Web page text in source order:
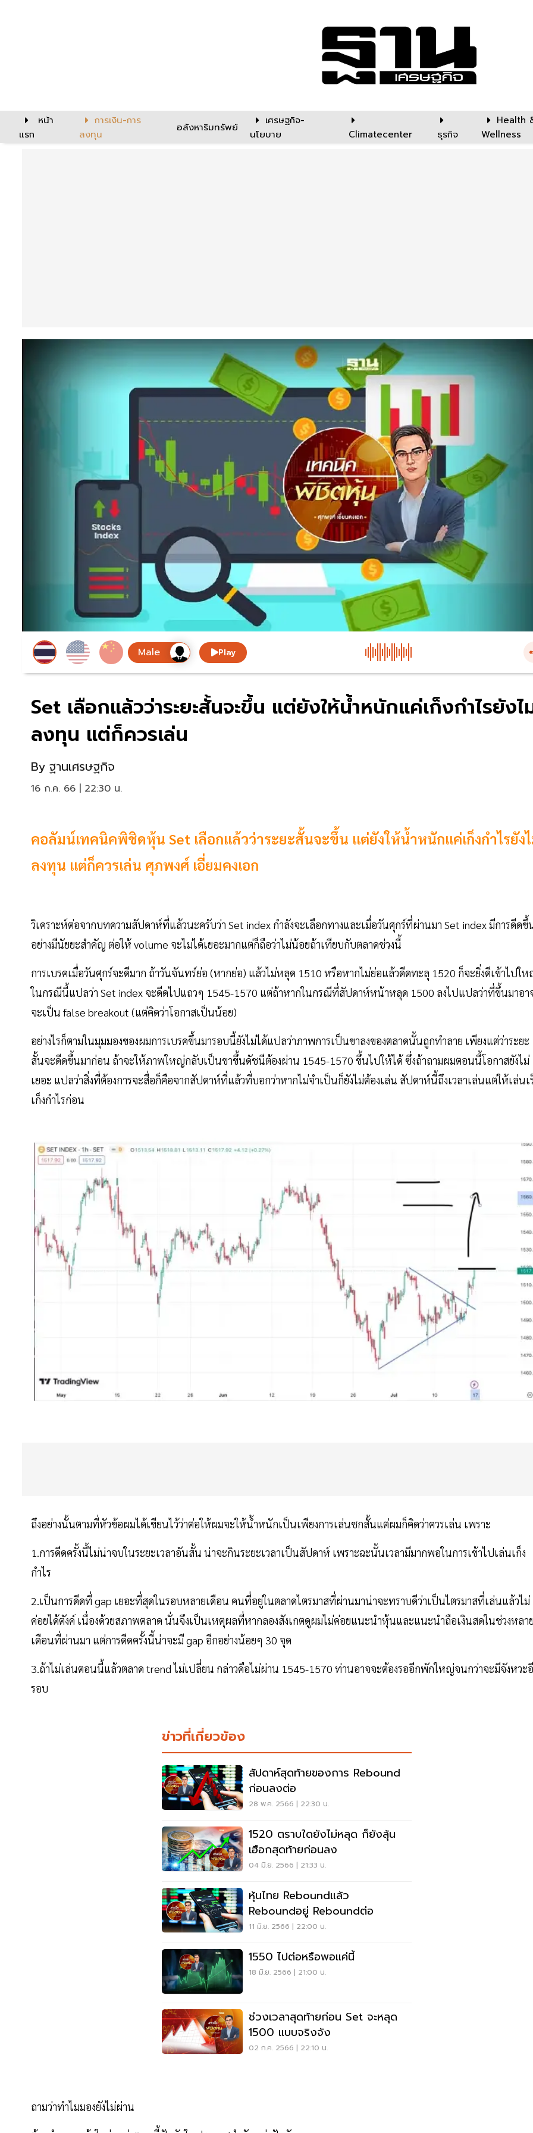
หน้า
แรก
การเงิน-การ
ลงทุน
อสังหาริมทรัพย์
เศรษฐกิจ-
นโยบาย
Climatecenter ธุรกิจ
Health
Wellness
Play
Set เลือกแล้วว่าระยะสั้นจะขึ้น แต่ยังให้น้ำหนักแค่เก็งกำไรยังไ
ลงทุน แต่ก็ควรเล่น
By ฐานเศรษฐกิจ
16 ก.ค. 66 | 22:30 น.
คอลัมน์เทคนิคพิชิดหุ้น Set เลือกแล้วว่าระยะสั้นจะขึ้น แต่ยังให้น้ำหนักแค่เก็งกำไรยัง
ลงทุน แต่ก็ควรเล่น ศุภพงศ์ เอี่ยมคงเอก
วิเคราะห์ต่อจากบทความสัปดาห์ที่แล้วนะครับว่า Set index กำลังจะเลือกทางและเมื่อวันศุกร์ที่ผ่านมา Set index มีการดีดขึ้
อย่างมีนัยยะสำคัญ ต่อให้ volume จะไม่ได้เยอะมากแต่ก็ถือว่าไม่น้อยถ้าเทียบกับตลาดช่วงนี้
การเบรคเมื่อวันศุกร์จะดีมาก ถ้าวันจันทร์ย่อ (หากย่อ) แล้วไม่หลุด 1510 หรือหากไม่ย่อแล้วดีดทะลุ 1520 ก็จะยิ่งดีเข้าไปใ
ในกรณีนี้แปลว่า Set index จะดีดไปแถวๆ 1545-1570 แต่ถ้าหากในกรณีที่สัปดาห์หน้าหลุด 1500 ลงไปแปลว่าที่ขึ้นมาอา
จะเป็น false breakout (แต่คิดว่าโอกาสเป็นน้อย)
อย่างไรก็ตามในมุมมองของผมการเบรคขึ้นมารอบนี้ยังไม่ได้แปลว่าภาพการเป็นขาลงของตลาดนั้นถูกทำลาย เพียงแต่ว่าระยะ
สั้นจะดีดขึ้นมาก่อน ถ้าจะให้ภาพใหญ่กลับเป็นขาขึ้นดัชนีต้องผ่าน 1545-1570 ขึ้นไปให้ได้ ซึ่งถ้าถามผมตอนนี้โอกาสยังไม่
เยอะ แปลว่าสิ่งที่ต้องการจะสื่อก็คือจากสัปดาห์ที่แล้วที่บอกว่าหากไม่จำเป็นก็ยังไม่ต้องเล่น สัปดาห์นี้ถึงเวลาเล่นแต่ให้เล่นเ
เก็งกำไรก่อน
ถึงอย่างนั้นตามที่หัวข้อผมได้เขียนไว้ว่าต่อให้ผมจะให้น้ำหนักเป็นเพียงการเล่นชกสั้นแต่ผมก็คิดว่าควรเล่น เพราะ
1.การดีดครั้งนี้ไม่น่าจบในระยะเวลาอันสั้น น่าจะกินระยะเวลาเป็นสัปดาห์ เพราะฉะนั้นเวลามีมากพอในการเข้าไปเล่นเก็ง
กำไร
2.เป็นการดีดที่ gap เยอะที่สุดในรอบหลายเดือน คนที่อยู่ในตลาดไตรมาสที่ผ่านมาน่าจะทราบดีว่าเป็นไตรมาสที่เล่นแล้วไม่
ค่อยได้ตังค์ เนื่องด้วยสภาพตลาด นั่นจึงเป็นเหตุผลที่หากลองสังเกตดูผมไม่ค่อยแนะนำหุ้นและแนะนำถือเงินสดในช่วงหลา
เดือนที่ผ่านมา แต่การดีดครั้งนี้น่าจะมี gap อีกอย่างน้อยๆ 30 จุด
3.ถ้าไม่เล่นตอนนี้แล้วตลาด trend ไม่เปลี่ยน กล่าวคือไม่ผ่าน 1545-1570 ท่านอาจจะต้องรออีกพักใหญ่จนกว่าจะมีจังหวะ
รอบ
ข่าวที่เกี่ยวข้อง
สัปดาห์สุดท้ายของการ Rebound
ก่อนลงต่อ
28 พ.ค. 2566 | 22:30 น.
1520 ตราบใดยังไม่หลุด ก็ยังลุ้น
เฮือกสุดท้ายก่อนลง
04 มิ.ย. 2566 | 21:33 น.
หุ้นไทย Reboundแล้ว
Reboundอยู่ Reboundต่อ
11 มิ.ย. 2566 | 22:00 น.
1550 ไปต่อหรือพอแค่นี้
18 มิ.ย. 2566 | 21:00 น.
ช่วงเวลาสุดท้ายก่อน Set จะหลุด
1500 แบบจริงจัง
02 ก.ค. 2566 | 22:10 น.
ถามว่าทำไมมองยังไม่ผ่าน